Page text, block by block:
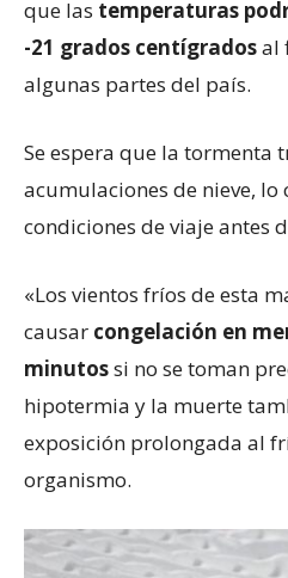
que las temperaturas
-21 grados centígradosal
algunas partes del país.
Se espera que la tormenta
acumulaciones de nieve,
condiciones de viaje antes
«Los vientos fríos de esta
causar congelación en
minutossi no se toman
hipotermia y la muerte
exposición prolongada al
organismo.